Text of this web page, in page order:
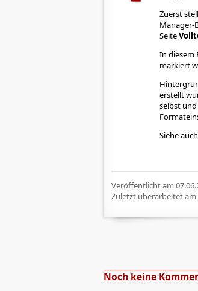
Zuerst
Manager-
Seite
In diesem
markiert
erstellt
selbst
Siehe
Veröffentlicht am
Zuletzt überarbeitet am
Noch keine